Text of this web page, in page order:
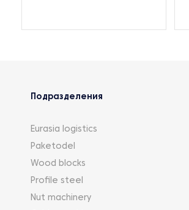
Подразделения
Eurasia logistics
Paketodel
Wood blocks
Profile steel
Nut machinery